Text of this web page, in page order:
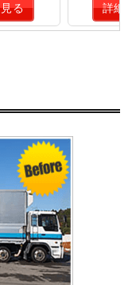
る 詳細